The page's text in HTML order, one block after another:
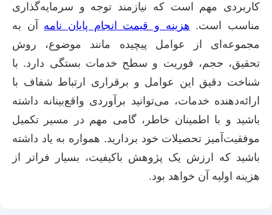
کاربردی مهم است که نیازمند توجه و سرمایه‌گذاری
مناسب است. هزینه و قیمت انجام پایان نامه آن به
مجموعه‌ای از عوامل پیچیده مانند موضوع، روش
تحقیق، حجم، فوریت و سطح خدمات بستگی دارد. با
شناخت دقیق این عوامل و برقراری ارتباط شفاف با
ارائه‌دهنده خدمات، می‌توانید برآوردی واقع‌بینانه داشته
باشید و با اطمینان خاطر، گامی مهم در مسیر تکمیل
موفقیت‌آمیز تحصیلات خود بردارید. همواره به یاد داشته
باشید که ارزش یک پژوهش باکیفیت، بسیار فراتر از
هزینه اولیه آن خواهد بود.